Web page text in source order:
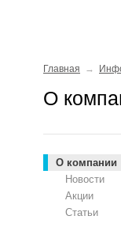
Главная
О
О компании
Новости
Акции
Статьи